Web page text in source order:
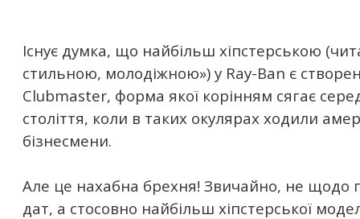
Існує думка, що найбільш хіпстерською
стильною, молодіжною») у Ray-Ban є
Clubmaster, форма якої корінням сягає
століття, коли в таких окулярах ходили
бізнесмени.
Але це нахабна брехня! Звичайно, не щодо
дат, а стосовно найбільш хіпстерської